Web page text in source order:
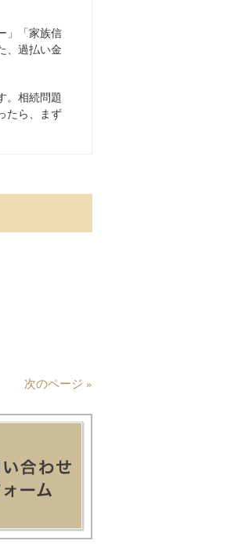
」「家族信
、過払い金
。相続問題
たら、まず
次のページ »